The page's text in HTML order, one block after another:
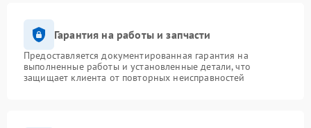
Гарантия на работы и запчасти
Предоставляется документированная гарантия на
выполненные работы и установленные детали, что
защищает клиента от повторных неисправностей